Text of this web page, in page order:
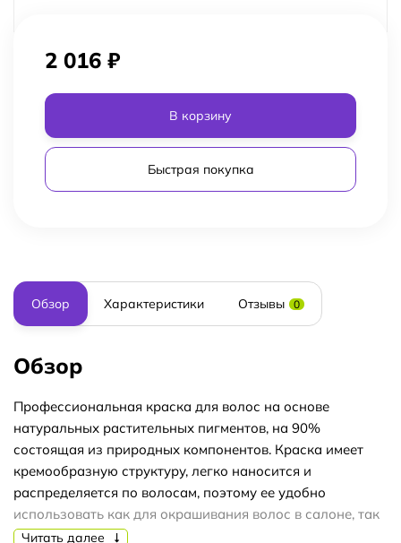
2 016 ₽
В корзину
Быстрая покупка
Обзор Характеристики Отзывы 0
Обзор
Профессиональная краска для волос на основе
натуральных растительных пигментов, на 90%
состоящая из природных компонентов. Краска имеет
кремообразную структуру, легко наносится и
распределяется по волосам, поэтому ее удобно
использовать как для окрашивания волос в салоне, так
и в домашних условиях. Даёт глубокое, стойкое
Читать далее